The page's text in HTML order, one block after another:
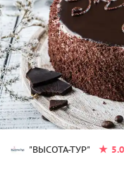
"ВЫСОТА-ТУР" 5.0